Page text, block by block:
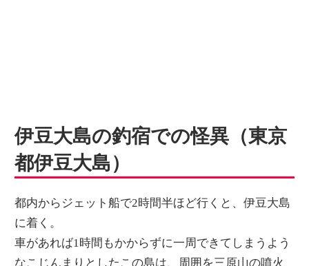
伊豆大島の釣宿での怪異（東京
都伊豆大島）
都内からジェット船で2時間半ほど行くと、伊豆大島
に着く。
車があれば1時間もかからずに一周できてしまうよう
なこじんまりとしたこの島は、周囲を三原山の噴火